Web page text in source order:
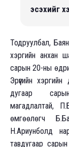
эсэхийг
Тодруулбал,
хэргийн анхан
сарын 20-ны
Эрүүгийн
дугаар
магадлалтай,
өмгөөлөгч
Н.Ариунболд
тавдугаар